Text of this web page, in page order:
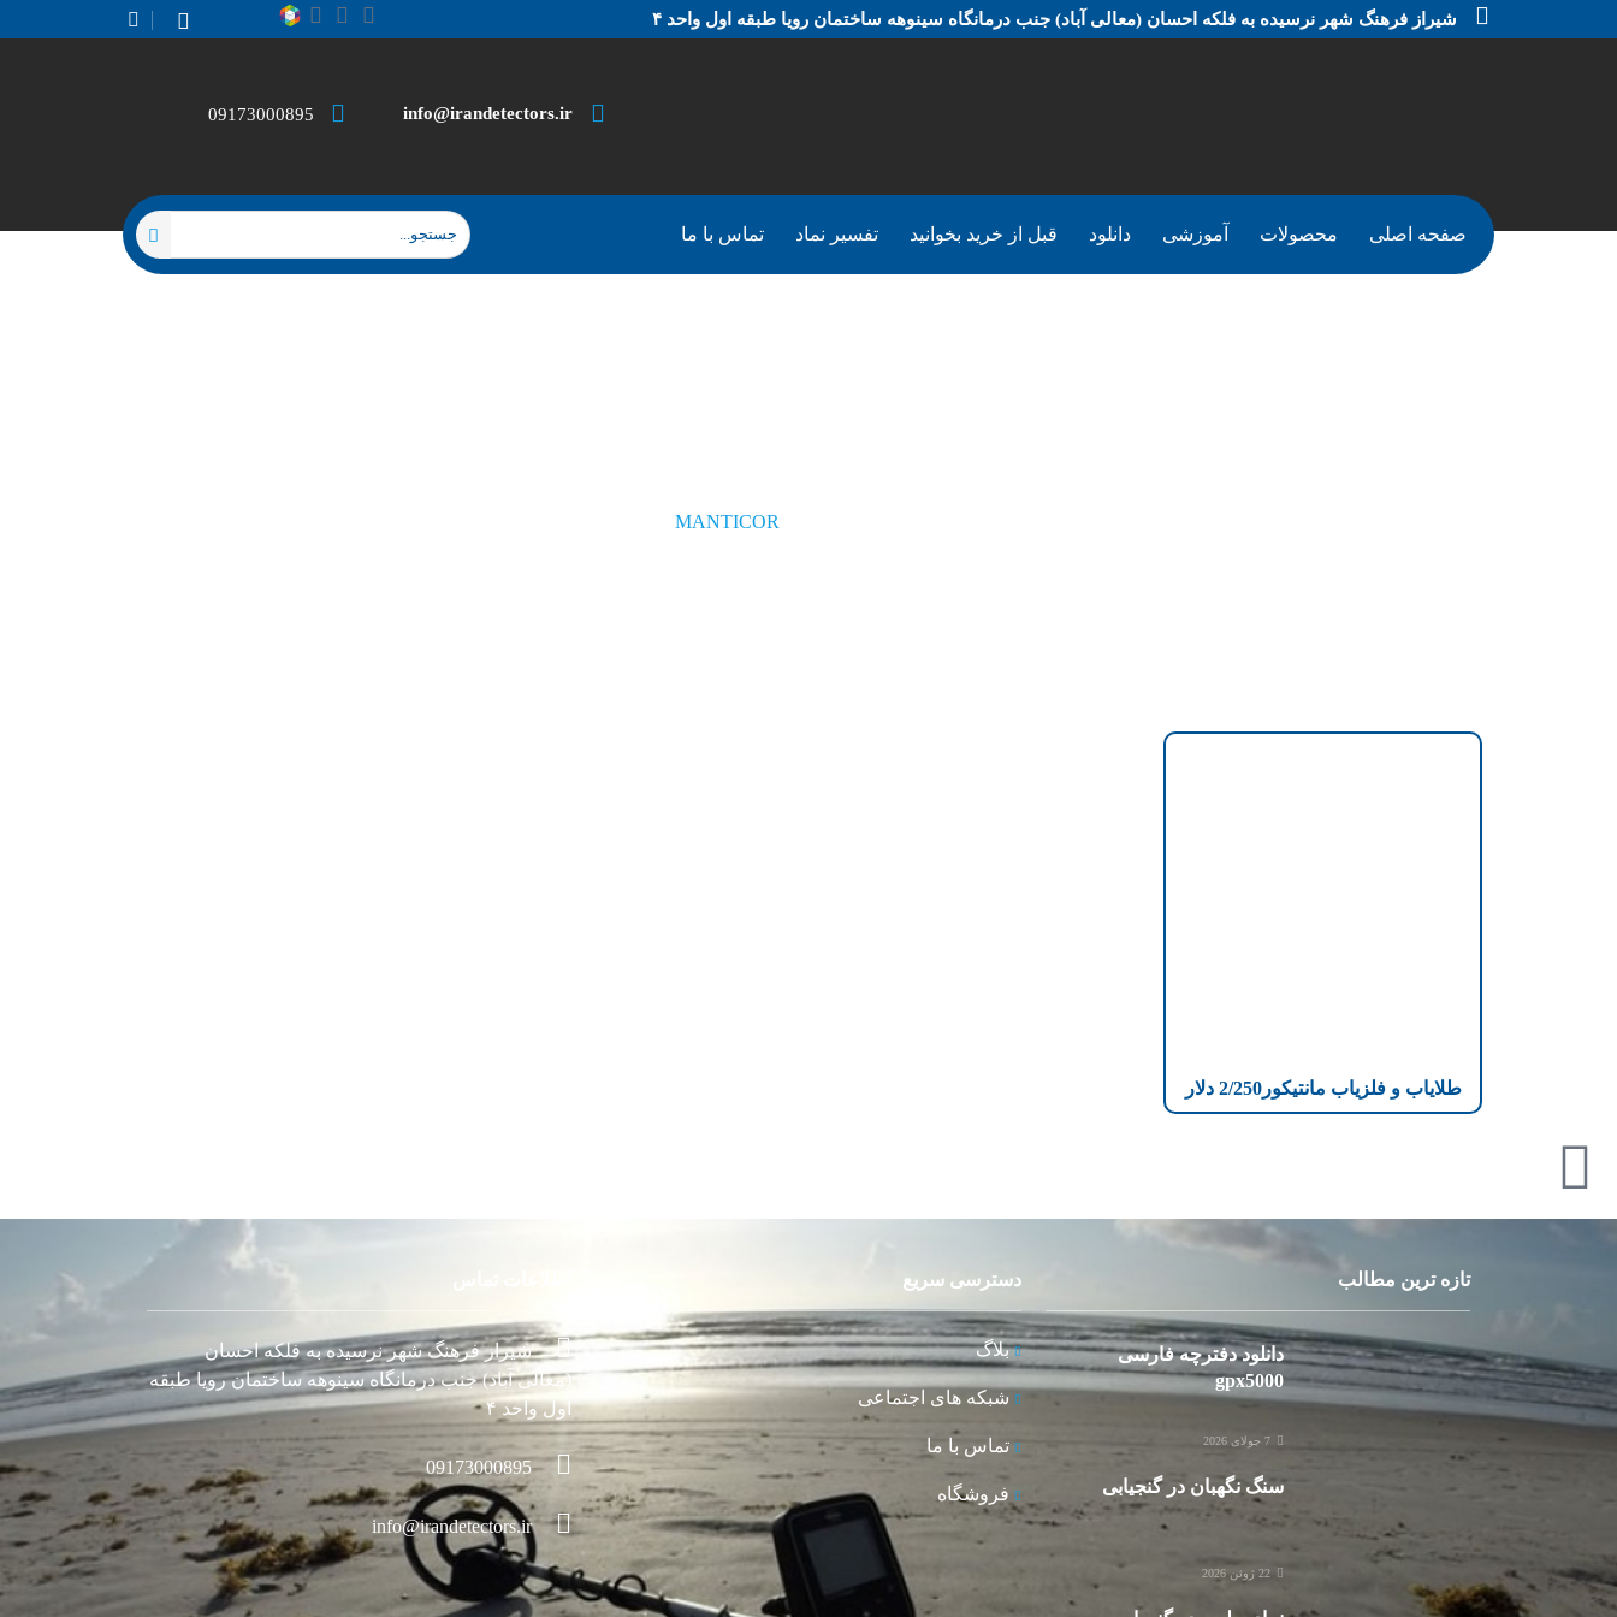
شیراز فرهنگ شهر نرسیده به فلکه احسان (معالی آباد) جنب درمانگاه سینوهه ساختمان رویا طبقه اول واحد ۴
info@irandetectors.ir
09173000895
صفحه اصلی محصولات آموزشی دانلود قبل از خرید بخوانید تفسیر نماد تماس با ما
MANTICOR
طلایاب و فلزیاب مانتیکور2/250 دلار
تازه ترین مطالب
دانلود دفترچه فارسی
gpx5000
7 جولای 2026
سنگ نگهبان در گنجیابی
22 ژوئن 2026
دسترسی سریع
بلاگ
شبکه های اجتماعی
تماس با ما
فروشگاه
شیراز فرهنگ شهر نرسیده به فلکه احسان
(معالی آباد) جنب درمانگاه سینوهه ساختمان رویا طبقه
اول واحد ۴
09173000895
info@irandetectors.ir